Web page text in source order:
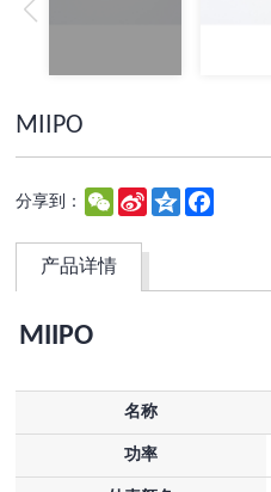
MIIPO
分享到： WeChatSina
Weibo
Qzone
产品详情
MIIPO
名称
功率